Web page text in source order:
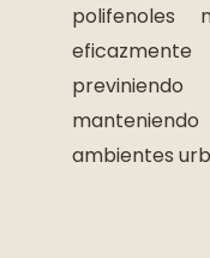
polifenoles
ambientes